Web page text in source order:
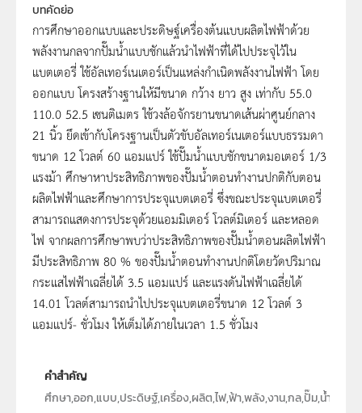
บทคัดย่อ
การศึกษาออกแบบและประดิษฐ์เครื่องต้นแบบผลิตไฟฟ้าด้วย
พลังงานกลจากปั๊มน้ำแบบชักแล้วนำไฟฟ้าที่ได้ไปประจุไว้ใน
แบตเตอรี่ ใช้อัลเทอร์เนเตอร์เป็นแหล่งกำเนิดพลังงานไฟฟ้า โดย
ออกแบบ โครงสร้างฐานให้มีขนาด กว้าง ยาว สูง เท่ากับ 55.0
110.0 52.5 เซนติเมตร ใช้วงล้อจักรยานขนาดเส้นผ่าศูนย์กลาง
21 นิ้ว ยึดเข้ากับโครงฐานเป็นตัวขับอัลเทอร์เนเตอร์แบบธรรมดา
ขนาด 12 โวลต์ 60 แอมแปร์ ใช้ปั๊มน้ำแบบชักขนาดมอเตอร์ 1/3
แรงม้า ศึกษาหาประสิทธิภาพของปั๊มน้ำตอนทำงานปกติกับตอน
ผลิตไฟฟ้าและศึกษาการประจุแบตเตอรี่ ซึ่งขณะประจุแบตเตอรี่
สามารถแสดงการประจุด้วยแอมมิเตอร์ โวลต์มิเตอร์ และหลอด
ไฟ จากผลการศึกษาพบว่าประสิทธิภาพของปั๊มน้ำตอนผลิตไฟฟ้า
มีประสิทธิภาพ 80 % ของปั๊มน้ำตอนทำงานปกติโดยวัดปริมาณ
กระแสไฟฟ้าเฉลี่ยได้ 3.5 แอมแปร์ และแรงดันไฟฟ้าเฉลี่ยได้
14.01 โวลต์สามารถนำไปประจุแบตเตอรี่ขนาด 12 โวลต์ 3
แอมแปร์- ชั่วโมง ให้เต็มได้ภายในเวลา 1.5 ชั่วโมง
คำสำคัญ
ศึกษา,ออก,แบบ,ประดิษฐ์,เครื่อง,ผลิต,ไฟ,ฟ้า,พลัง,งาน,กล,ปั๊ม,น้ำ